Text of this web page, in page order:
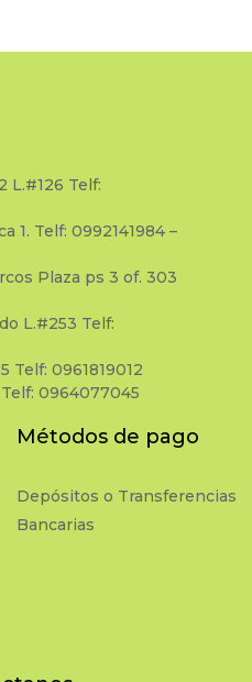
L.#126 Telf:
1. Telf: 0992141984 –
Plaza ps 3 of. 303
L.#253 Telf:
Telf: 0961819012
0964077045
Métodos de pago
Depósitos o Transferencias
Bancarias